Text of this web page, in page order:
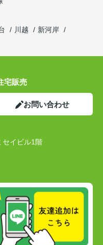
川越
新河岸
宅販売
お問い合わせ
セイビル1階